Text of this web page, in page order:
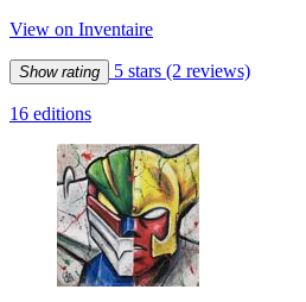
View on Inventaire
Show rating 5 stars (2 reviews)
16 editions